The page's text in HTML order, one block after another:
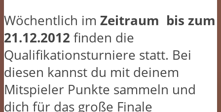
Wöchentlich im Zeitraum bis zum
21.12.2012 finden die
Qualifikationsturniere statt. Bei
diesen kannst du mit deinem
Mitspieler Punkte sammeln und
dich für das große Finale